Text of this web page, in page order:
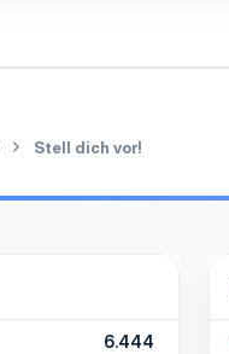
Stell dich vor!
6.444